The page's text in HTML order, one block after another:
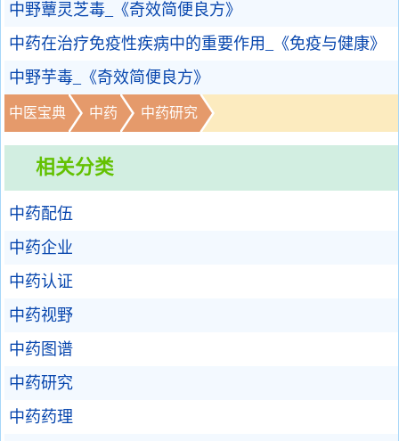
中野蕈灵芝毒_《奇效简便良方》
中药在治疗免疫性疾病中的重要作用_《免疫与健康》
中野芋毒_《奇效简便良方》
中医宝典 中药 中药研究
相关分类
中药配伍
中药企业
中药认证
中药视野
中药图谱
中药研究
中药药理